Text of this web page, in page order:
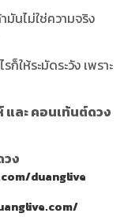
มันไม่ใช่ความจริง
ก็ให้ระมัดระวัง เพราะ
และ คอนเท้นต์ดวง
วง
duanglive